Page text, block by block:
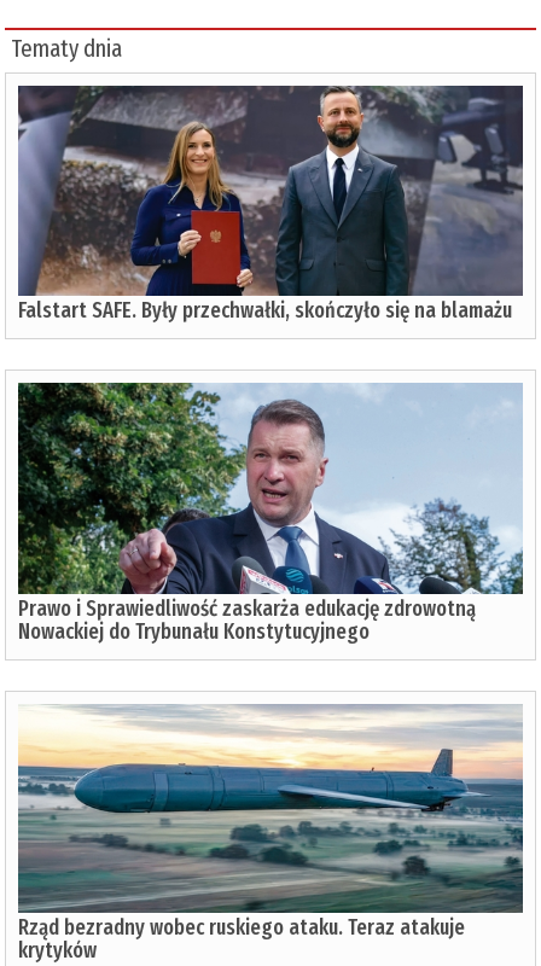
Tematy dnia
Falstart SAFE. Były przechwałki, skończyło się na blamażu
Prawo i Sprawiedliwość zaskarża edukację zdrowotną
Nowackiej do Trybunału Konstytucyjnego
Rząd bezradny wobec ruskiego ataku. Teraz atakuje
krytyków